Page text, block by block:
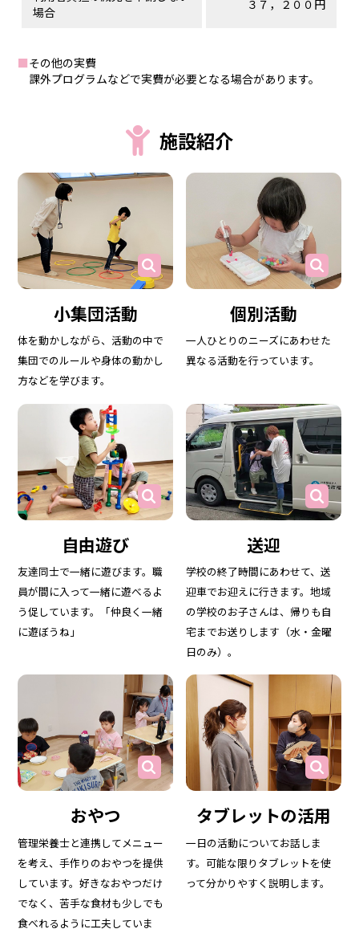
場合
３７，２００円
■その他の実費
課外プログラムなどで実費が必要となる場合があります。
施設紹介
小集団活動
体を動かしながら、活動の中で
集団でのルールや身体の動かし
方などを学びます。
個別活動
一人ひとりのニーズにあわせた
異なる活動を行っています。
自由遊び
友達同士で一緒に遊びます。職
員が間に入って一緒に遊べるよ
う促しています。「仲良く一緒
に遊ぼうね」
送迎
学校の終了時間にあわせて、送
迎車でお迎えに行きます。地域
の学校のお子さんは、帰りも自
宅までお送りします（水・金曜
日のみ）。
おやつ
管理栄養士と連携してメニュー
を考え、手作りのおやつを提供
しています。好きなおやつだけ
でなく、苦手な食材も少しでも
食べれるように工夫していま
タブレットの活用
一日の活動についてお話しま
す。可能な限りタブレットを使
って分かりやすく説明します。